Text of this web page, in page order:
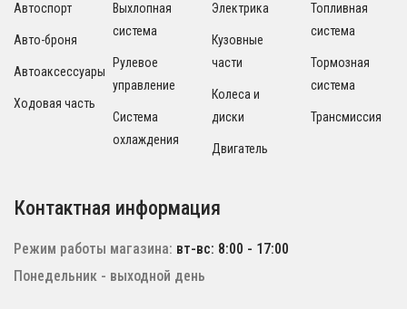
Автоспорт
Авто-броня
Автоаксессуары
Ходовая часть
Выхлопная
система
Рулевое
управление
Система
охлаждения
Электрика
Кузовные
части
Колеса и
диски
Двигатель
Топливная
система
Тормозная
система
Трансмиссия
Контактная информация
Режим работы магазина: вт-вс: 8:00 - 17:00
Понедельник - выходной день